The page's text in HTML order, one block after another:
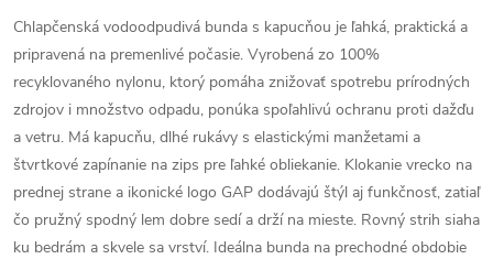
Chlapčenská vodoodpudivá bunda s kapucňou je ľahká, praktická a
pripravená na premenlivé počasie. Vyrobená zo 100%
recyklovaného nylonu, ktorý pomáha znižovať spotrebu prírodných
zdrojov i množstvo odpadu, ponúka spoľahlivú ochranu proti dažďu
a vetru. Má kapucňu, dlhé rukávy s elastickými manžetami a
štvrtkové zapínanie na zips pre ľahké obliekanie. Klokanie vrecko na
prednej strane a ikonické logo GAP dodávajú štýl aj funkčnosť, zatiaľ
čo pružný spodný lem dobre sedí a drží na mieste. Rovný strih siaha
ku bedrám a skvele sa vrství. Ideálna bunda na prechodné obdobie